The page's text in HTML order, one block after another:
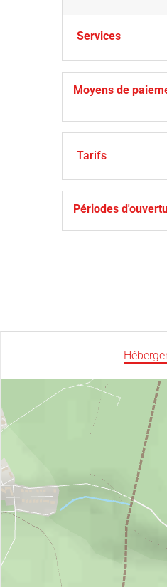
Services
Moyens de
Tarifs
Périodes